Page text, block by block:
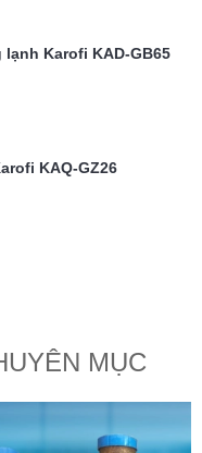
Karofi KAD-GB65
KAQ-GZ26
MỤC